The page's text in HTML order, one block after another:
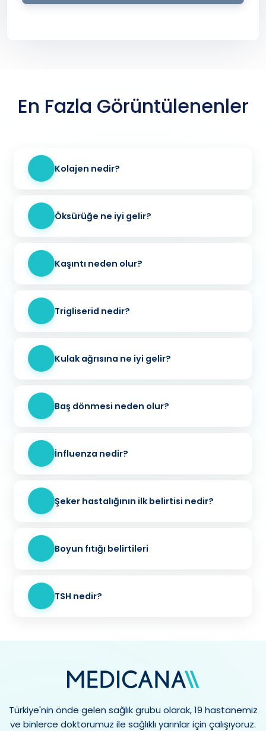
En Fazla Görüntülenenler
Kolajen nedir?
Öksürüğe ne iyi gelir?
Kaşıntı neden olur?
Trigliserid nedir?
Kulak ağrısına ne iyi gelir?
Baş dönmesi neden olur?
İnfluenza nedir?
Şeker hastalığının ilk belirtisi nedir?
Boyun fıtığı belirtileri
TSH nedir?
Türkiye'nin önde gelen sağlık grubu olarak, 19 hastanemiz
ve binlerce doktorumuz ile sağlıklı yarınlar için çalışıyoruz.